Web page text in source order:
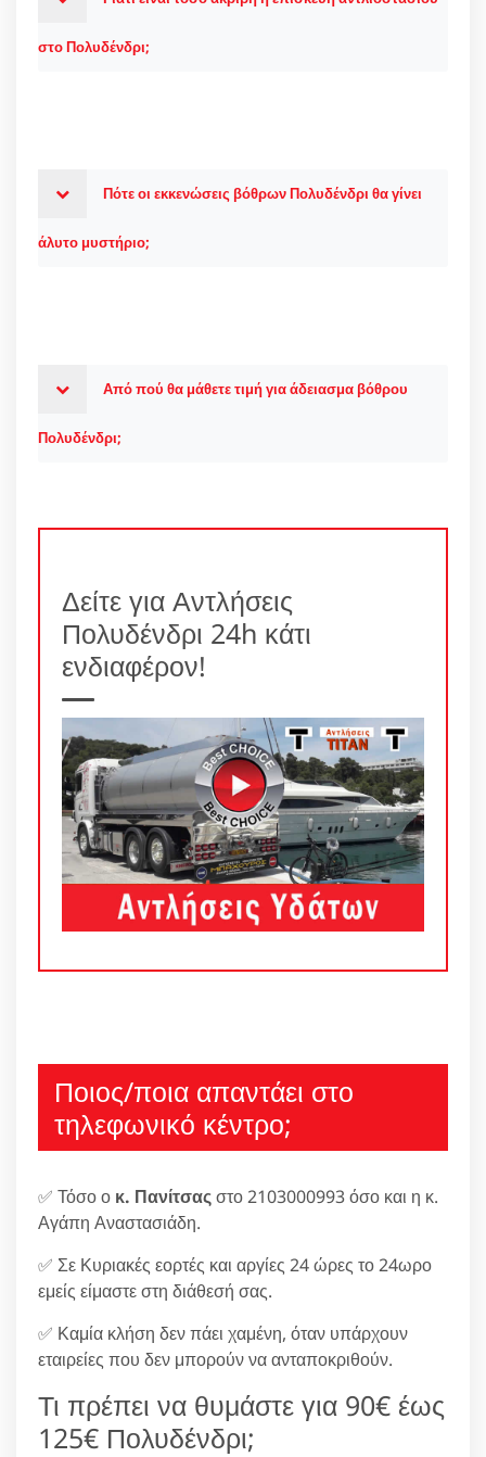
στο Πολυδένδρι;
Πότε οι εκκενώσεις βόθρων Πολυδένδρι θα γίνει
άλυτο μυστήριο;
Από πού θα μάθετε τιμή για άδειασμα βόθρου
Πολυδένδρι;
Δείτε για Αντλήσεις
Πολυδένδρι 24h κάτι
ενδιαφέρον!
Ποιος/ποια απαντάει στο
τηλεφωνικό κέντρο;
✅ Τόσο ο κ. Πανίτσαςστο 2103000993 όσο και η κ.
Αγάπη Αναστασιάδη.
✅ Σε Κυριακές εορτές και αργίες 24 ώρες το 24ωρο
εμείς είμαστε στη διάθεσή σας.
✅ Καμία κλήση δεν πάει χαμένη, όταν υπάρχουν
εταιρείες που δεν μπορούν να ανταποκριθούν.
Τι πρέπει να θυμάστε για 90€ έως
125€ Πολυδένδρι;